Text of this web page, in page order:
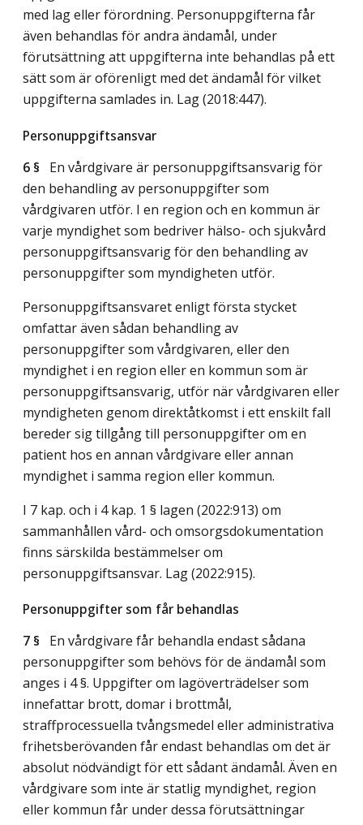
med lag eller förordning. Personuppgifterna får
även behandlas för andra ändamål, under
förutsättning att uppgifterna inte behandlas på ett
sätt som är oförenligt med det ändamål för vilket
uppgifterna samlades in. Lag (2018:447).
Personuppgiftsansvar
6 § En vårdgivare är personuppgiftsansvarig för
den behandling av personuppgifter som
vårdgivaren utför. I en region och en kommun är
varje myndighet som bedriver hälso- och sjukvård
personuppgiftsansvarig för den behandling av
personuppgifter som myndigheten utför.
Personuppgiftsansvaret enligt första stycket
omfattar även sådan behandling av
personuppgifter som vårdgivaren, eller den
myndighet i en region eller en kommun som är
personuppgiftsansvarig, utför när vårdgivaren eller
myndigheten genom direktåtkomst i ett enskilt fall
bereder sig tillgång till personuppgifter om en
patient hos en annan vårdgivare eller annan
myndighet i samma region eller kommun.
I 7 kap. och i 4 kap. 1 § lagen (2022:913) om
sammanhållen vård- och omsorgsdokumentation
finns särskilda bestämmelser om
personuppgiftsansvar. Lag (2022:915).
Personuppgifter som får behandlas
7 § En vårdgivare får behandla endast sådana
personuppgifter som behövs för de ändamål som
anges i 4 §. Uppgifter om lagöverträdelser som
innefattar brott, domar i brottmål,
straffprocessuella tvångsmedel eller administrativa
frihetsberövanden får endast behandlas om det är
absolut nödvändigt för ett sådant ändamål. Även en
vårdgivare som inte är statlig myndighet, region
eller kommun får under dessa förutsättningar